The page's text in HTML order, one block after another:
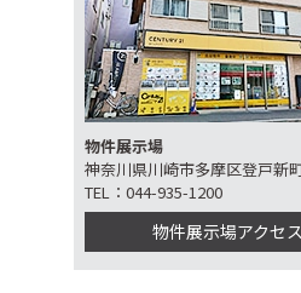
物件展示場
神奈川県川崎市多摩区登戸新
TEL：044-935-1200
物件展示場アクセス